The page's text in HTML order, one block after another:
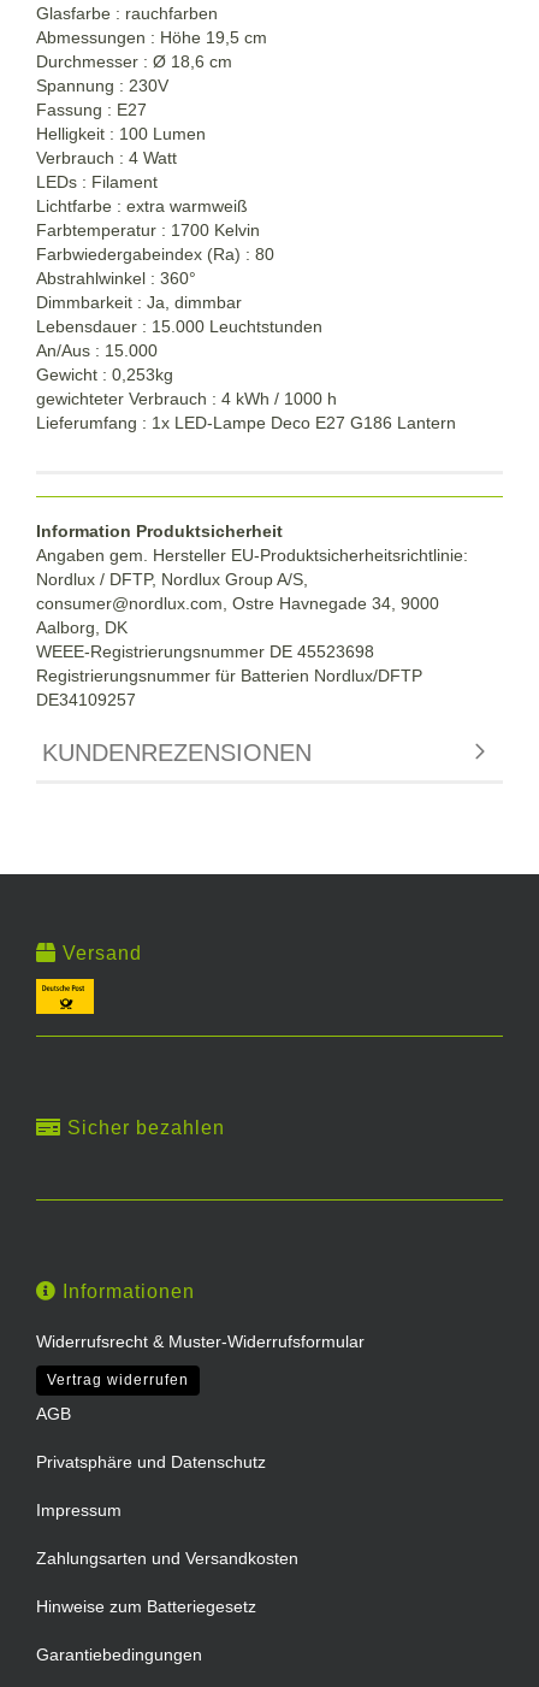
Glasfarbe : rauchfarben
Abmessungen : Höhe 19,5 cm
Durchmesser : Ø 18,6 cm
Spannung : 230V
Fassung : E27
Helligkeit : 100 Lumen
Verbrauch : 4 Watt
LEDs : Filament
Lichtfarbe : extra warmweiß
Farbtemperatur : 1700 Kelvin
Farbwiedergabeindex (Ra) : 80
Abstrahlwinkel : 360°
Dimmbarkeit : Ja, dimmbar
Lebensdauer : 15.000 Leuchtstunden
An/Aus : 15.000
Gewicht : 0,253kg
gewichteter Verbrauch : 4 kWh / 1000 h
Lieferumfang : 1x LED-Lampe Deco E27 G186 Lantern
Information Produktsicherheit
Angaben gem. Hersteller EU-Produktsicherheitsrichtlinie:
Nordlux / DFTP, Nordlux Group A/S,
consumer@nordlux.com, Ostre Havnegade 34, 9000
Aalborg, DK
WEEE-Registrierungsnummer DE 45523698
Registrierungsnummer für Batterien Nordlux/DFTP
DE34109257
KUNDENREZENSIONEN
Versand
Sicher bezahlen
Informationen
Widerrufsrecht & Muster-Widerrufsformular
Vertrag widerrufen
AGB
Privatsphäre und Datenschutz
Impressum
Zahlungsarten und Versandkosten
Hinweise zum Batteriegesetz
Garantiebedingungen